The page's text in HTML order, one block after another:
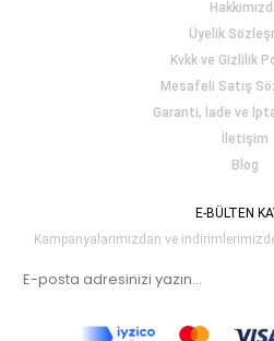
Üyelik
Kvkk ve Gizlilik
Mesafeli Satış
Garanti, İade ve
İletişim
Blog
E-BÜLTEN
Kampanyalarımızdan ve